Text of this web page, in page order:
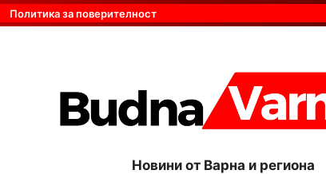
Политика за поверителност
Новини от Варна и региона